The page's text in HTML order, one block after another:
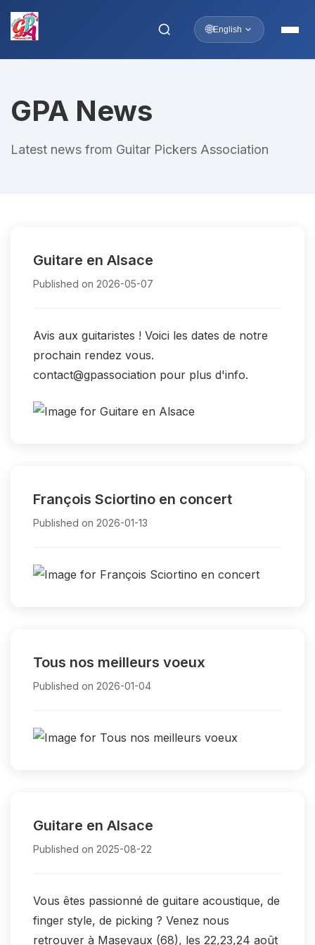
🌐English
GPA News
Latest news from Guitar Pickers Association
Guitare en Alsace
Published on 2026-05-07
Avis aux guitaristes ! Voici les dates de notre
prochain rendez vous.
contact@gpassociation pour plus d'info.
François Sciortino en concert
Published on 2026-01-13
Tous nos meilleurs voeux
Published on 2026-01-04
Guitare en Alsace
Published on 2025-08-22
Vous êtes passionné de guitare acoustique, de
finger style, de picking ? Venez nous
retrouver à Masevaux (68), les 22,23,24 août